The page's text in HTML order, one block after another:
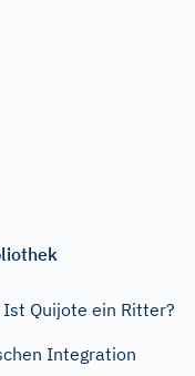
Quijote ein Ritter?
Integration